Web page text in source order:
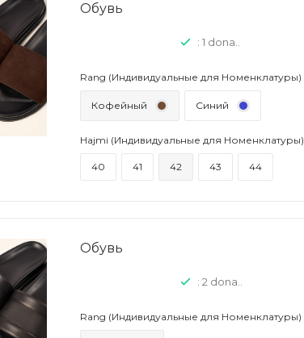
Обувь
: 1 dona..
Rang (Индивидуальные для Номенклатуры)
Кофейный Синий
Hajmi (Индивидуальные для Номенклатуры)
40 41 42 43 44
Обувь
: 2 dona..
Rang (Индивидуальные для Номенклатуры)